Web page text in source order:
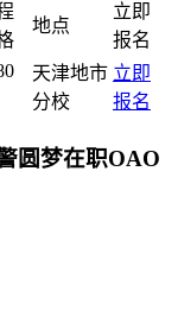
地点
立即
报名
天津地市
分校
立即
报名
圆梦在职OAO